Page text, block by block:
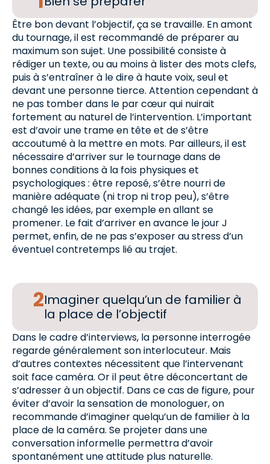
Être bon devant l’objectif, ça se travaille. En amont
du tournage, il est recommandé de préparer au
maximum son sujet. Une possibilité consiste à
rédiger un texte, ou au moins à lister des mots clefs,
puis à s’entraîner à le dire à haute voix, seul et
devant une personne tierce. Attention cependant à
ne pas tomber dans le par cœur qui nuirait
fortement au naturel de l’intervention. L’important
est d’avoir une trame en tête et de s’être
accoutumé à la mettre en mots. Par ailleurs, il est
nécessaire d’arriver sur le tournage dans de
bonnes conditions à la fois physiques et
psychologiques : être reposé, s’être nourri de
manière adéquate (ni trop ni trop peu), s’être
changé les idées, par exemple en allant se
promener. Le fait d’arriver en avance le jour J
permet, enfin, de ne pas s’exposer au stress d’un
éventuel contretemps lié au trajet.
Imaginer quelqu’un de familier à
la place de l’objectif
Dans le cadre d’interviews, la personne interrogée
regarde généralement son interlocuteur. Mais
d’autres contextes nécessitent que l’intervenant
soit face caméra. Or il peut être déconcertant de
s’adresser à un objectif. Dans ce cas de figure, pour
éviter d’avoir la sensation de monologuer, on
recommande d’imaginer quelqu’un de familier à la
place de la caméra. Se projeter dans une
conversation informelle permettra d’avoir
spontanément une attitude plus naturelle.